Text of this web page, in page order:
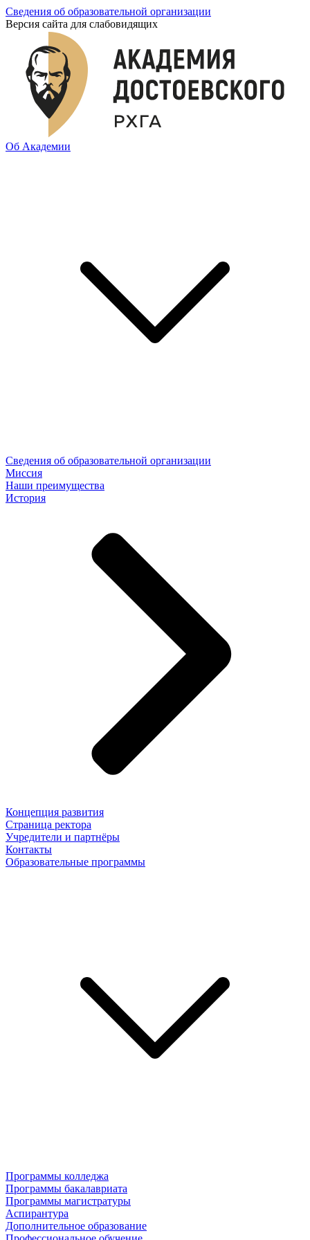
Сведения об образовательной организации
Версия сайта для слабовидящих
Об Академии
Сведения об образовательной организации
Миссия
Наши преимущества
История
Концепция развития
Страница ректора
Учредители и партнёры
Контакты
Образовательные программы
Программы колледжа
Программы бакалавриата
Программы магистратуры
Аспирантура
Дополнительное образование